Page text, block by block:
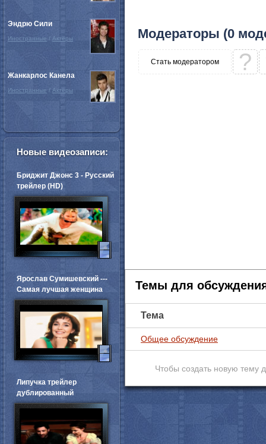
Модераторы (0
Стать модератором ?
Темы для
Тема
Общее обсуждение
Чтобы создать новую тему
Эндрю Сили
Иностранные / Актёры
Жанкарлос Канела
Иностранные / Актёры
Новые видеозаписи:
Бриджит Джонс 3 - Русский
трейлер (HD)
Ярослав Сумишевский ---
Самая лучшая женщина
Липучка трейлер
дублированный